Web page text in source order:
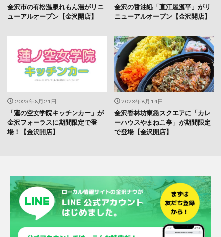
金沢市の有松温泉れもん湯がリニ
ューアルオープン【金沢開店】
金沢の醤油処「直江屋源平」がリ
ニューアルオープン【金沢開店】
2023年8月21日
「蓮の空女学院キッチンカー」が
金沢フォーラスに期間限定で登
場！【金沢開店】
2023年8月14日
金沢香林坊東急スクエアに「カレ
ーハウスやまねこ亭」が期間限定
で登場【金沢開店】